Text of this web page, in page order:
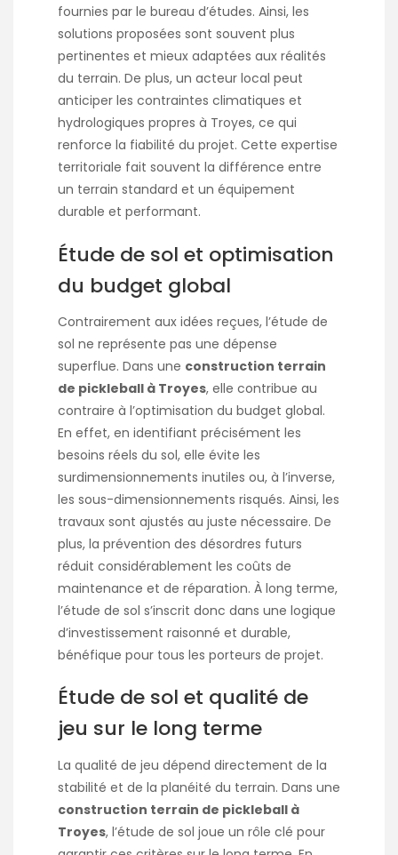
fournies par le bureau d’études. Ainsi, les
solutions proposées sont souvent plus
pertinentes et mieux adaptées aux réalités
du terrain. De plus, un acteur local peut
anticiper les contraintes climatiques et
hydrologiques propres à Troyes, ce qui
renforce la fiabilité du projet. Cette expertise
territoriale fait souvent la différence entre
un terrain standard et un équipement
durable et performant.
Étude de sol et optimisation
du budget global
Contrairement aux idées reçues, l’étude de
sol ne représente pas une dépense
superflue. Dans une construction terrain
de pickleball à Troyes, elle contribue au
contraire à l’optimisation du budget global.
En effet, en identifiant précisément les
besoins réels du sol, elle évite les
surdimensionnements inutiles ou, à l’inverse,
les sous-dimensionnements risqués. Ainsi, les
travaux sont ajustés au juste nécessaire. De
plus, la prévention des désordres futurs
réduit considérablement les coûts de
maintenance et de réparation. À long terme,
l’étude de sol s’inscrit donc dans une logique
d’investissement raisonné et durable,
bénéfique pour tous les porteurs de projet.
Étude de sol et qualité de
jeu sur le long terme
La qualité de jeu dépend directement de la
stabilité et de la planéité du terrain. Dans une
construction terrain de pickleball à
Troyes, l’étude de sol joue un rôle clé pour